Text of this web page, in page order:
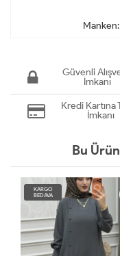
Güvenli
İmkanı
Kredi Kartına
İmkanı
Bu
KARGO
BEDAVA